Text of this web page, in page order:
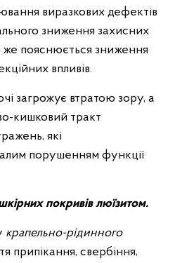
виразкових дефектів
зниження захисних
же пояснюється зниження
впливів.
загрожує втратою зору, а
кишковий тракт
які
порушенням функції
покривів люїзитом.
крапельно-рідинного
припікання, свербіння,